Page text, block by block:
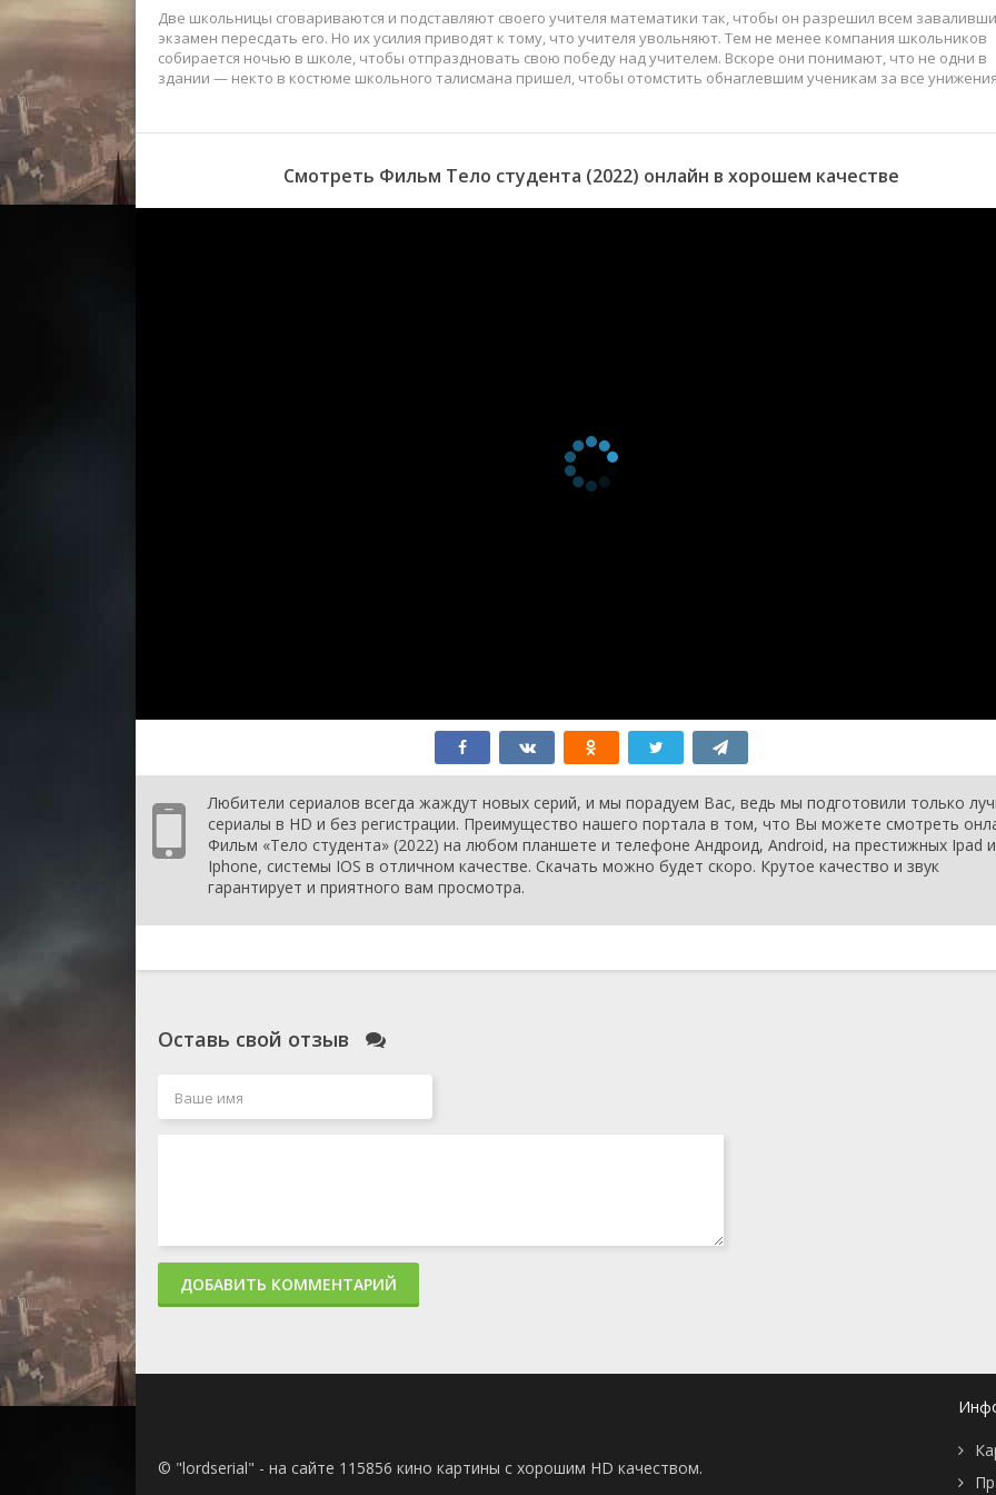
Две школьницы сговариваются и подставляют своего учителя математики так, чтобы он разрешил всем
экзамен пересдать его. Но их усилия приводят к тому, что учителя увольняют. Тем не менее компания школьников
собирается ночью в школе, чтобы отпраздновать свою победу над учителем. Вскоре они понимают, что не одни в
здании — некто в костюме школьного талисмана пришел, чтобы отомстить обнаглевшим ученикам за все
Смотреть Фильм Тело студента (2022) онлайн в хорошем качестве
Любители сериалов всегда жаждут новых серий, и мы порадуем Вас, ведь мы подготовили только
сериалы в HD и без регистрации. Преимущество нашего портала в том, что Вы можете смотреть
Фильм «Тело студента» (2022) на любом планшете и телефоне Андроид, Android, на престижных Ipad и
Iphone, системы IOS в отличном качестве. Скачать можно будет скоро. Крутое качество и звук
гарантирует и приятного вам просмотра.
Оставь свой отзыв
ДОБАВИТЬ КОММЕНТАРИЙ
© "lordserial" - на сайте 115856 кино картины с хорошим HD качеством.